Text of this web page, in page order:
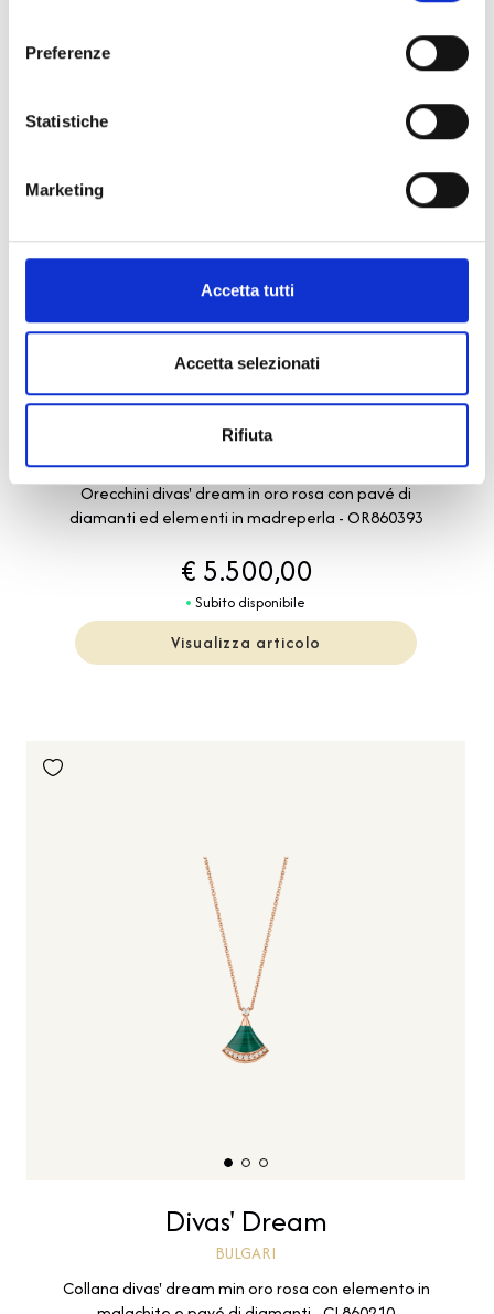
Preferenze
Statistiche
Marketing
Accetta tutti
Accetta selezionati
Rifiuta
Divas' Dream
Orecchini divas' dream in oro rosa con pavé di
diamanti ed elementi in madreperla - OR860393
€ 5.500,00
Subito disponibile
Visualizza articolo
Divas' Dream
BULGARI
Collana divas' dream min oro rosa con elemento in